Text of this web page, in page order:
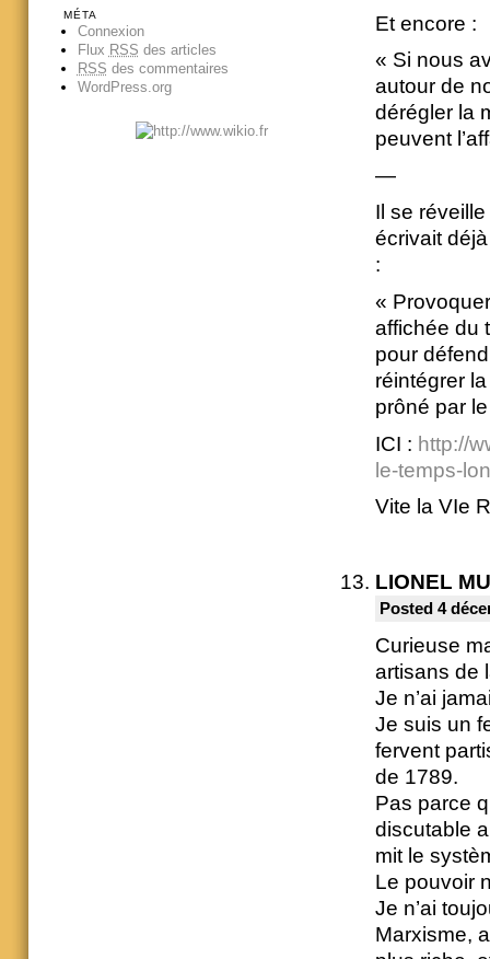
Et encore :
« Si nous
autour de
dérégler la
peuvent
—
Il se
écrivait
:
«
affichée du
pour
réintégrer
prôné par
ICI : http://
le-temps-
Vite la VIe
LIONEL
Posted 4
Curieuse
artisans de
Je n’ai
Je suis un
fervent
de 1789.
Pas parce
discutable
mit le
Le pouvoir
Je n’ai
Marxisme,
MÉTA
Connexion
Flux RSS des articles
RSS des commentaires
WordPress.org